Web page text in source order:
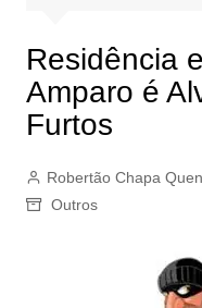
Residência
Amparo é
Furtos
Robertão Chapa
Outros